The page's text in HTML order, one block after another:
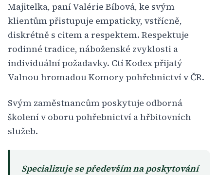
Majitelka, paní Valérie Bíbová, ke svým
klientům přistupuje empaticky, vstřícně,
diskrétně s citem a respektem. Respektuje
rodinné tradice, náboženské zvyklosti a
individuální požadavky. Ctí Kodex přijatý
Valnou hromadou Komory pohřebnictví v ČR.
Svým zaměstnancům poskytuje odborná
školení v oboru pohřebnictví a hřbitovních
služeb.
Specializuje se především na poskytování